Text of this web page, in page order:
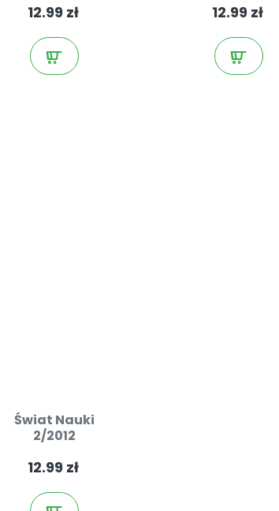
12.99 zł 12.99 zł
Świat Nauki
2/2012
12.99 zł